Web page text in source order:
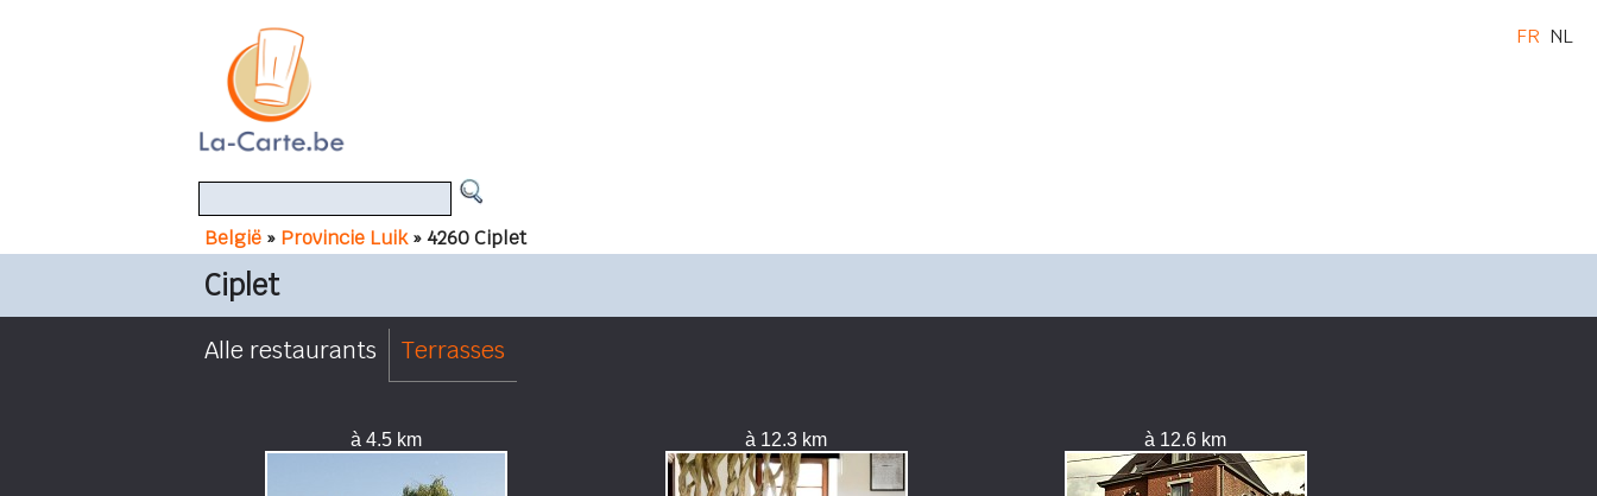
België » Provincie Luik» 4260 Ciplet
FR NL
Ciplet
Alle restaurants Terrasses
à 4.5 km à 12.3 km à 12.6 km